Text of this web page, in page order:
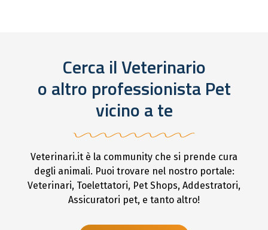
Cerca il Veterinario
o altro professionista Pet
vicino a te
Veterinari.it è la community che si prende cura
degli animali. Puoi trovare nel nostro portale:
Veterinari, Toelettatori, Pet Shops, Addestratori,
Assicuratori pet, e tanto altro!